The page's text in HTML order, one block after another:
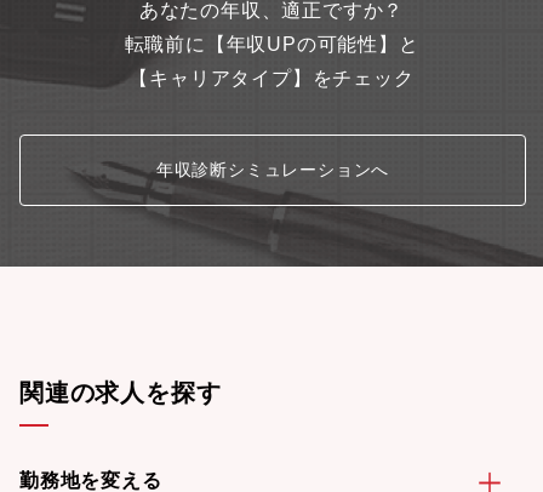
あなたの年収、適正ですか？
転職前に【年収UPの可能性】と
【キャリアタイプ】をチェック
年収診断シミュレーションへ
関連の求人を探す
勤務地を変える